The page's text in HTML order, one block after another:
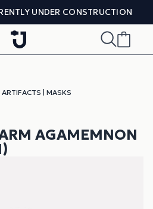
UNDER CONSTRUCTION
ARTIFACTS MASKS
AGAMEMNON